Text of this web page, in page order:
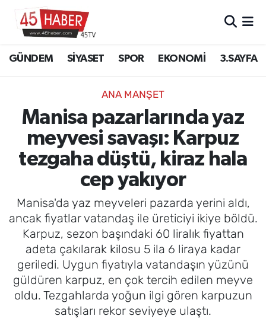
GÜNDEM SİYASET SPOR EKONOMİ 3.SAYFA
ANA MANŞET
Manisa pazarlarında yaz
meyvesi savaşı: Karpuz
tezgaha düştü, kiraz hala
cep yakıyor
Manisa'da yaz meyveleri pazarda yerini aldı,
ancak fiyatlar vatandaş ile üreticiyi ikiye böldü.
Karpuz, sezon başındaki 60 liralık fiyattan
adeta çakılarak kilosu 5 ila 6 liraya kadar
geriledi. Uygun fiyatıyla vatandaşın yüzünü
güldüren karpuz, en çok tercih edilen meyve
oldu. Tezgahlarda yoğun ilgi gören karpuzun
satışları rekor seviyeye ulaştı.
SİYASET
EKONOMİ
3.SAYFA
EĞİTİM
SAĞLIK
YAŞAM
MAGAZİN
Manisa Hava Durumu
Manisa Namaz Vakitleri
Manisa Trafik Yoğunluk Haritası
Süper Lig Puan Durumu ve Fikstür
Tüm Manşetler
Son Dakika Haberleri
Haber Arşivi